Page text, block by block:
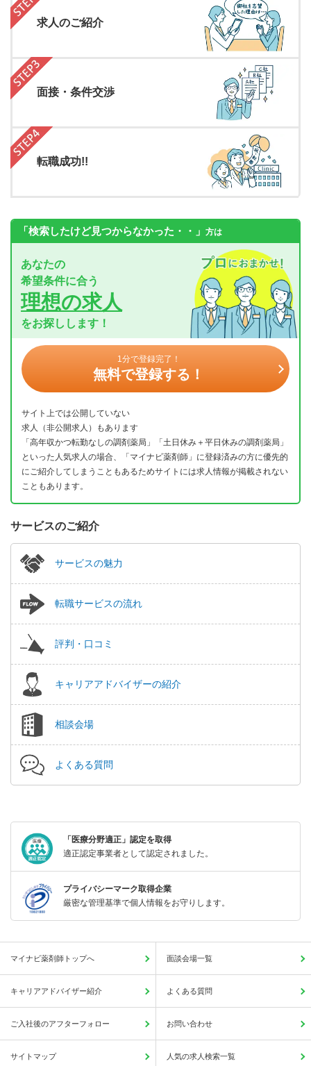
求人のご紹介
面接・条件交渉
転職成功!!
「検索したけど見つからなかった・・」 方は
あなたの
希望条件に合う
理想の求人
をお探しします！
1分で登録完了！
無料で登録する！
サイト上では公開していない
求人（非公開求人）もあります
「高年収かつ転勤なしの調剤薬局」「土日休み＋平日休みの調剤薬局」
といった人気求人の場合、「マイナビ薬剤師」に登録済みの方に優先的
にご紹介してしまうこともあるためサイトには求人情報が掲載されない
こともあります。
サービスのご紹介
サービスの魅力
転職サービスの流れ
評判・口コミ
キャリアアドバイザーの紹介
相談会場
よくある質問
「医療分野適正」認定を取得
適正認定事業者として認定されました。
プライバシーマーク取得企業
厳密な管理基準で個人情報をお守りします。
マイナビ薬剤師トップへ 面談会場一覧
キャリアアドバイザー紹介 よくある質問
ご入社後のアフターフォロー お問い合わせ
サイトマップ 人気の求人検索一覧